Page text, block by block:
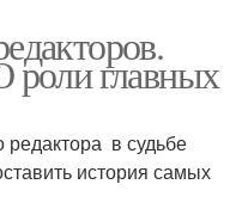
роли главных
редактора в судьбе
история самых